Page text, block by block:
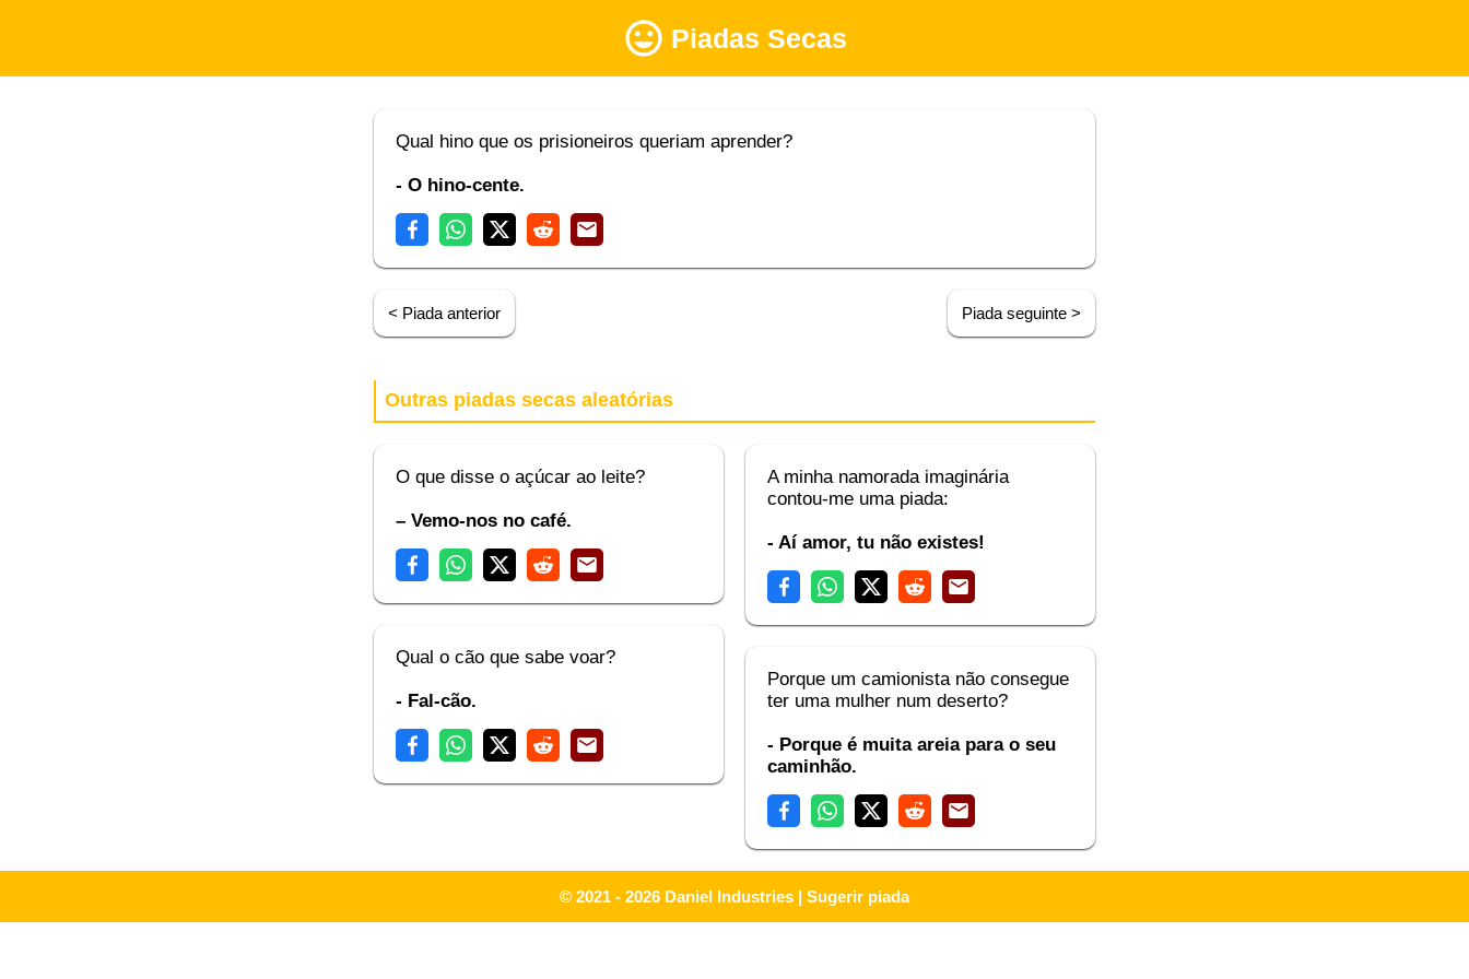
Piadas Secas
Qual hino que os prisioneiros queriam aprender?
- O hino-cente.
< Piada anterior Piada seguinte >
Outras piadas secas aleatórias
O que disse o açúcar ao leite?
– Vemo-nos no café.
Qual o cão que sabe voar?
- Fal-cão.
A minha namorada imaginária
contou-me uma piada:
- Aí amor, tu não existes!
Porque um camionista não consegue
ter uma mulher num deserto?
- Porque é muita areia para o seu
caminhão.
© 2021 - 2026 Daniel Industries | Sugerir piada